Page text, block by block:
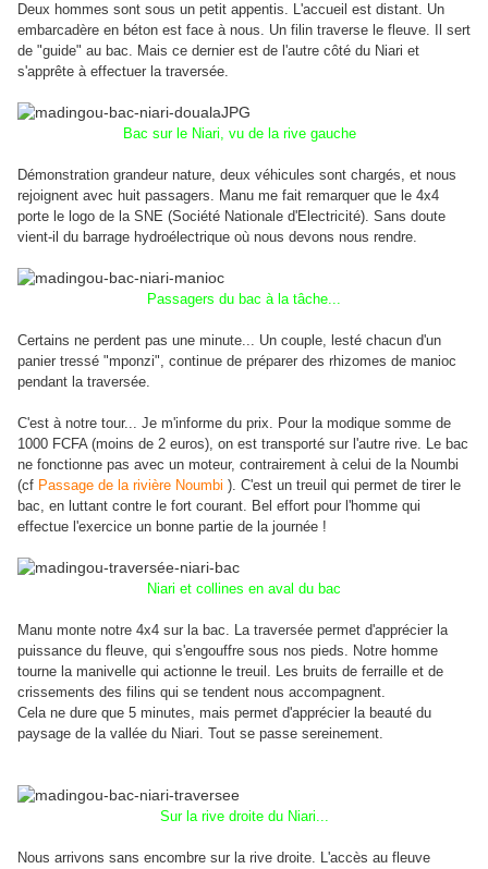
Deux hommes sont sous un petit appentis. L'accueil est distant. Un
embarcadère en béton est face à nous. Un filin traverse le fleuve. Il sert
de "guide" au bac. Mais ce dernier est de l'autre côté du Niari et
s'apprête à effectuer la traversée.
Bac sur le Niari, vu de la rive gauche
Démonstration grandeur nature, deux véhicules sont chargés, et nous
rejoignent avec huit passagers. Manu me fait remarquer que le 4x4
porte le logo de la SNE (Société Nationale d'Electricité). Sans doute
vient-il du barrage hydroélectrique où nous devons nous rendre.
Passagers du bac à la tâche...
Certains ne perdent pas une minute... Un couple, lesté chacun d'un
panier tressé "mponzi", continue de préparer des rhizomes de manioc
pendant la traversée.
C'est à notre tour... Je m'informe du prix. Pour la modique somme de
1000 FCFA (moins de 2 euros), on est transporté sur l'autre rive. Le bac
ne fonctionne pas avec un moteur, contrairement à celui de la Noumbi
(cf Passage de la rivière Noumbi ). C'est un treuil qui permet de tirer le
bac, en luttant contre le fort courant. Bel effort pour l'homme qui
effectue l'exercice un bonne partie de la journée !
Niari et collines en aval du bac
Manu monte notre 4x4 sur la bac. La traversée permet d'apprécier la
puissance du fleuve, qui s'engouffre sous nos pieds. Notre homme
tourne la manivelle qui actionne le treuil. Les bruits de ferraille et de
crissements des filins qui se tendent nous accompagnent.
Cela ne dure que 5 minutes, mais permet d'apprécier la beauté du
paysage de la vallée du Niari. Tout se passe sereinement.
Sur la rive droite du Niari...
Nous arrivons sans encombre sur la rive droite. L'accès au fleuve